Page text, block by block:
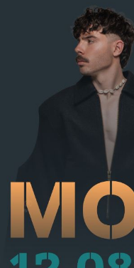
от наказателна
административно
от НК – глоба в
С постановление на
В.А. е бил задържан
определение на
взета мярка за
Съдебният акт е